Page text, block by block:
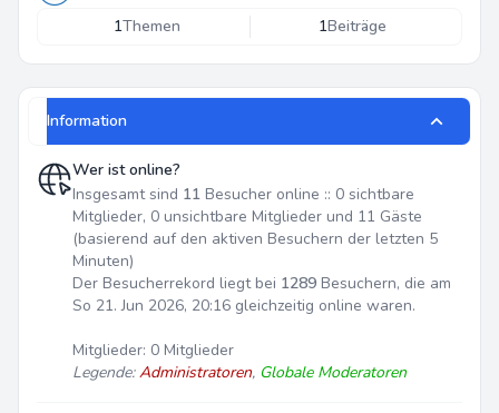
1Themen 1Beiträge
Information
Wer ist online?
Insgesamt sind 11 Besucher online :: 0 sichtbare
Mitglieder, 0 unsichtbare Mitglieder und 11 Gäste
(basierend auf den aktiven Besuchern der letzten 5
Minuten)
Der Besucherrekord liegt bei 1289 Besuchern, die am
So 21. Jun 2026, 20:16 gleichzeitig online waren.
Mitglieder: 0 Mitglieder
Legende:Administratoren, Globale Moderatoren